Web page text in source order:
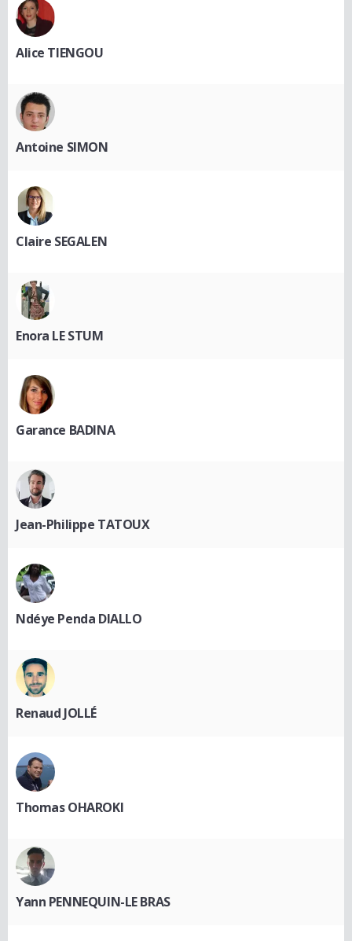
Alice TIENGOU
Antoine SIMON
Claire SEGALEN
Enora LE STUM
Garance BADINA
Jean-Philippe TATOUX
Ndéye Penda DIALLO
Renaud JOLLÉ
Thomas OHAROKI
Yann PENNEQUIN-LE BRAS